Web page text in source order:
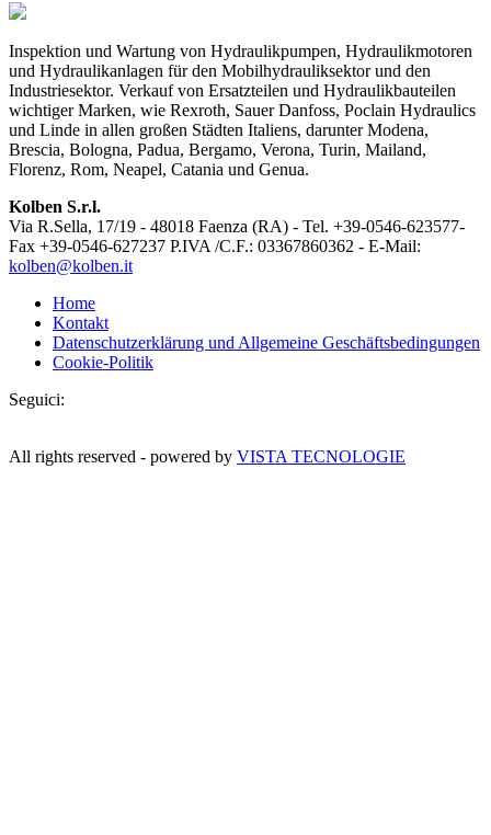
Inspektion und Wartung von Hydraulikpumpen, Hydraulikmotoren
und Hydraulikanlagen für den Mobilhydrauliksektor und den
Industriesektor. Verkauf von Ersatzteilen und Hydraulikbauteilen
wichtiger Marken, wie Rexroth, Sauer Danfoss, Poclain Hydraulics
und Linde in allen großen Städten Italiens, darunter Modena,
Brescia, Bologna, Padua, Bergamo, Verona, Turin, Mailand,
Florenz, Rom, Neapel, Catania und Genua.
Kolben S.r.l.
Via R.Sella, 17/19 - 48018 Faenza (RA) - Tel. +39-0546-623577-
Fax +39-0546-627237 P.IVA /C.F.: 03367860362 - E-Mail:
kolben@kolben.it
Home
Kontakt
Datenschutzerklärung und Allgemeine Geschäftsbedingungen
Cookie-Politik
Seguici:
All rights reserved - powered by VISTA TECNOLOGIE